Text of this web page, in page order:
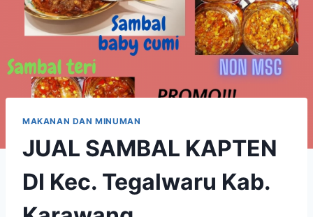
MAKANAN DAN MINUMAN
JUAL SAMBAL KAPTEN
DI Kec. Tegalwaru Kab.